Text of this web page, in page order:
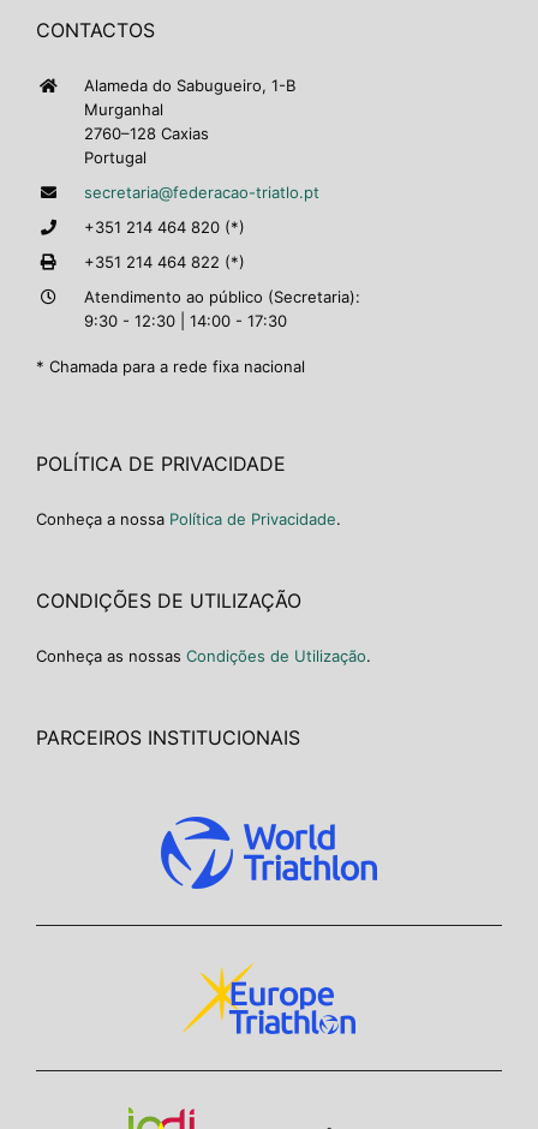
CONTACTOS
Alameda do Sabugueiro, 1-B
Murganhal
2760–128 Caxias
Portugal
secretaria@federacao-triatlo.pt
+351 214 464 820 (*)
+351 214 464 822 (*)
Atendimento ao público (Secretaria):
9:30 - 12:30 | 14:00 - 17:30
* Chamada para a rede fixa nacional
POLÍTICA DE PRIVACIDADE
Conheça a nossa Política de Privacidade.
CONDIÇÕES DE UTILIZAÇÃO
Conheça as nossas Condições de Utilização.
PARCEIROS INSTITUCIONAIS